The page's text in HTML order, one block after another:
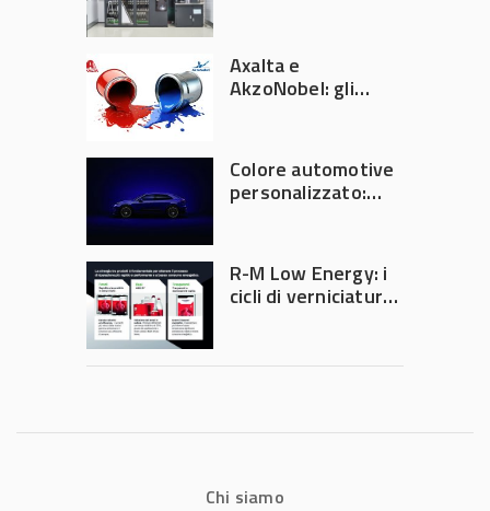
Automechanika
Frankfurt 2026
Axalta e
AkzoNobel: gli
Colore automotive
personalizzato:
diventa ingegneria
di precisione
R-M Low Energy: i
cicli di verniciatura
tempi e costi in
Chi siamo